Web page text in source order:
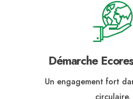
Démarche
Un engagement fort
circulaire.